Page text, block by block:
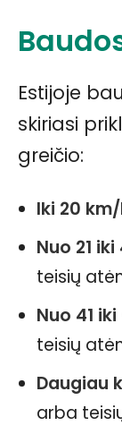
Estijoje
skiriasi
greičio:
Iki 20
Nuo 21
teisių
Nuo 41
teisių
Daugiau
arba